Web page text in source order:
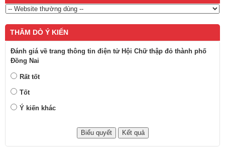
THĂM DÒ Ý KIẾN
Đánh giá về trang thông tin điện tử Hội Chữ thập đỏ thành phố
Đồng Nai
Rất tốt
Tốt
Ý kiến khác